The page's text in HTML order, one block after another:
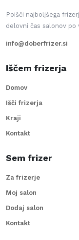
Poišči najboljšega
delovni čas salonov po
info@doberfrizer.si
Iščem frizerja
Domov
Išči frizerja
Kraji
Kontakt
Sem frizer
Za frizerje
Moj salon
Dodaj salon
Kontakt